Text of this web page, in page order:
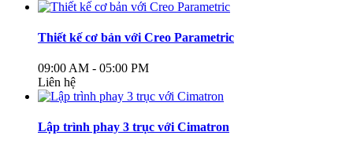
Thiết kế cơ bản với Creo Parametric
09:00 AM - 05:00 PM
Liên hệ
Lập trình phay 3 trục với Cimatron